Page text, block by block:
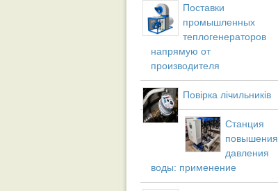
Поставки
промышленных
теплогенераторов
напрямую от
производителя
Повірка лічильників
Станция
повышения
давления
воды: применение